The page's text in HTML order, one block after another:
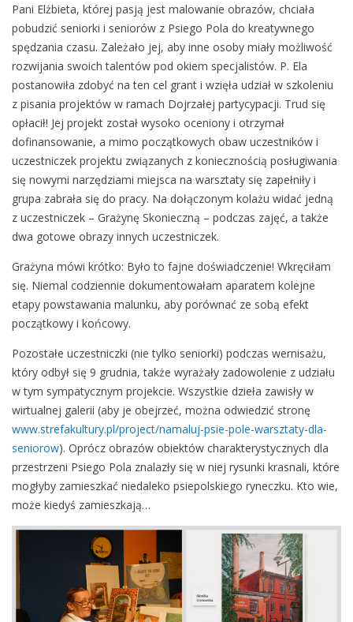
Pani Elżbieta, której pasją jest malowanie obrazów, chciała
pobudzić seniorki i seniorów z Psiego Pola do kreatywnego
spędzania czasu. Zależało jej, aby inne osoby miały możliwość
rozwijania swoich talentów pod okiem specjalistów. P. Ela
postanowiła zdobyć na ten cel grant i wzięła udział w szkoleniu
z pisania projektów w ramach Dojrzałej partycypacji. Trud się
opłacił! Jej projekt został wysoko oceniony i otrzymał
dofinansowanie, a mimo początkowych obaw uczestników i
uczestniczek projektu związanych z koniecznością posługiwania
się nowymi narzędziami miejsca na warsztaty się zapełniły i
grupa zabrała się do pracy. Na dołączonym kolażu widać jedną
z uczestniczek – Grażynę Skonieczną – podczas zajęć, a także
dwa gotowe obrazy innych uczestniczek.
Grażyna mówi krótko: Było to fajne doświadczenie! Wkręciłam
się. Niemal codziennie dokumentowałam aparatem kolejne
etapy powstawania malunku, aby porównać ze sobą efekt
początkowy i końcowy.
Pozostałe uczestniczki (nie tylko seniorki) podczas wernisażu,
który odbył się 9 grudnia, także wyrażały zadowolenie z udziału
w tym sympatycznym projekcie. Wszystkie dzieła zawisły w
wirtualnej galerii (aby je obejrzeć, można odwiedzić stronę
www.strefakultury.pl/project/namaluj-psie-pole-warsztaty-dla-
seniorow). Oprócz obrazów obiektów charakterystycznych dla
przestrzeni Psiego Pola znalazły się w niej rysunki krasnali, które
mogłyby zamieszkać niedaleko psiepolskiego ryneczku. Kto wie,
może kiedyś zamieszkają…